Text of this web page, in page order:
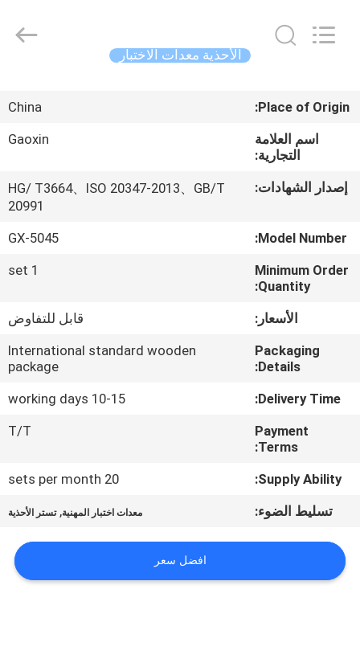
بيت
منتجات
عنا
المعمل
مراقبة
الجودة
اتصل
أخبار
Ltd.，.
ECER
الأحذية معدات الاختبار
Place of Origin:
China
اسم العلامة
التجارية:
Gaoxin
إصدار الشهادات:
HG/ T3664、ISO 20347-2013、GB/T
20991
Model Number:
GX-5045
Minimum Order
Quantity:
1 set
الأسعار:
قابل للتفاوض
Packaging
Details:
International standard wooden
package
Delivery Time:
10-15 working days
Payment
Terms:
T/T
Supply Ability:
20 sets per month
تسليط الضوء:
معدات اختبار المهنية,تستر الأحذية
افضل سعر